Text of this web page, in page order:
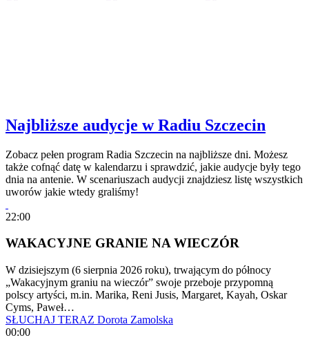
Najbliższe audycje w Radiu Szczecin
Zobacz pełen program Radia Szczecin na najbliższe dni. Możesz
także cofnąć datę w kalendarzu i sprawdzić, jakie audycje były tego
dnia na antenie. W scenariuszach audycji znajdziesz listę wszystkich
uworów jakie wtedy graliśmy!
22:00
WAKACYJNE GRANIE NA WIECZÓR
W dzisiejszym (6 sierpnia 2026 roku), trwającym do północy
„Wakacyjnym graniu na wieczór” swoje przeboje przypomną
polscy artyści, m.in. Marika, Reni Jusis, Margaret, Kayah, Oskar
Cyms, Paweł…
SŁUCHAJ TERAZ Dorota Zamolska
00:00